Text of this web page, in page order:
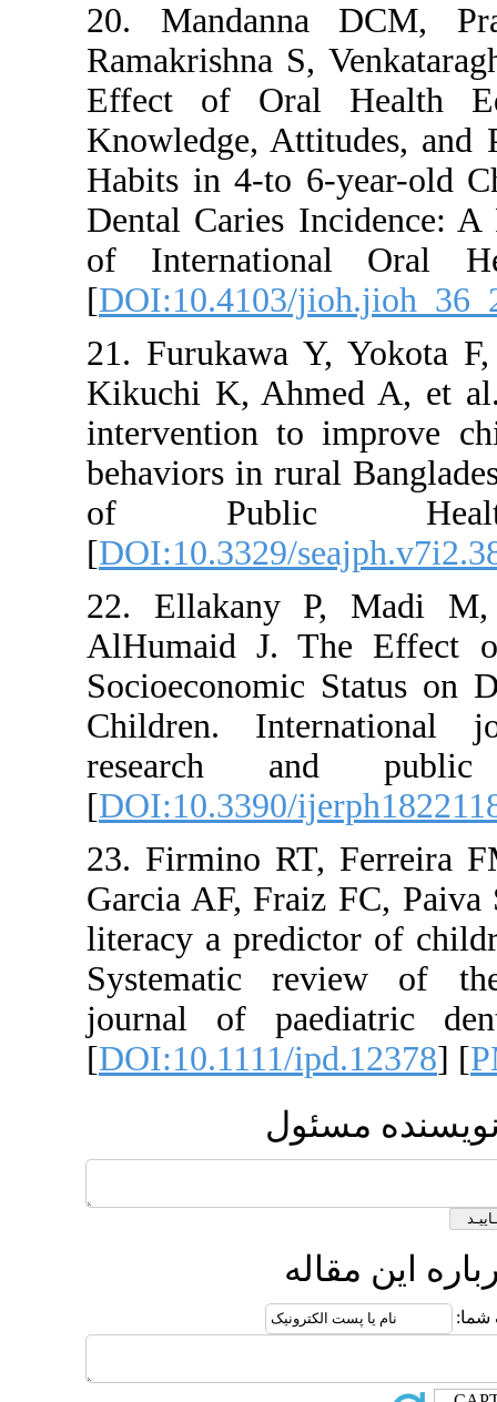
20.
Ramakrishna
Effect of
Knowledge,
Habits in 4-to
Dental Caries
of
[DOI:10.4103/
21.
Kikuchi K,
intervention
behaviors in
of Public
[DOI:10.3329/
22. Ellakany
AlHumaid J.
Children.
research
[DOI:10.3390/
23. Firmino
Garcia AF,
literacy a
Systematic
journal of
[DOI:10.1111/